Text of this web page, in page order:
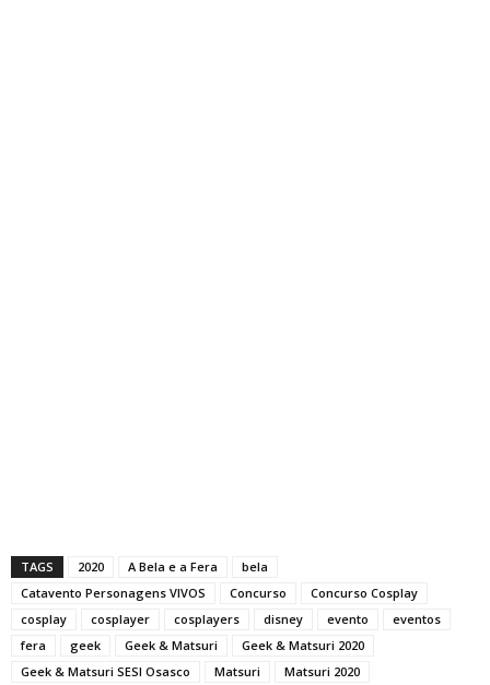
TAGS 2020 A Bela e a Fera
bela
Catavento Personagens VIVOS
Concurso
Concurso Cosplay
cosplay
cosplayer cosplayers disney evento
eventos
fera
geek Geek & Matsuri
Geek & Matsuri 2020
Geek & Matsuri SESI Osasco
Matsuri
Matsuri 2020